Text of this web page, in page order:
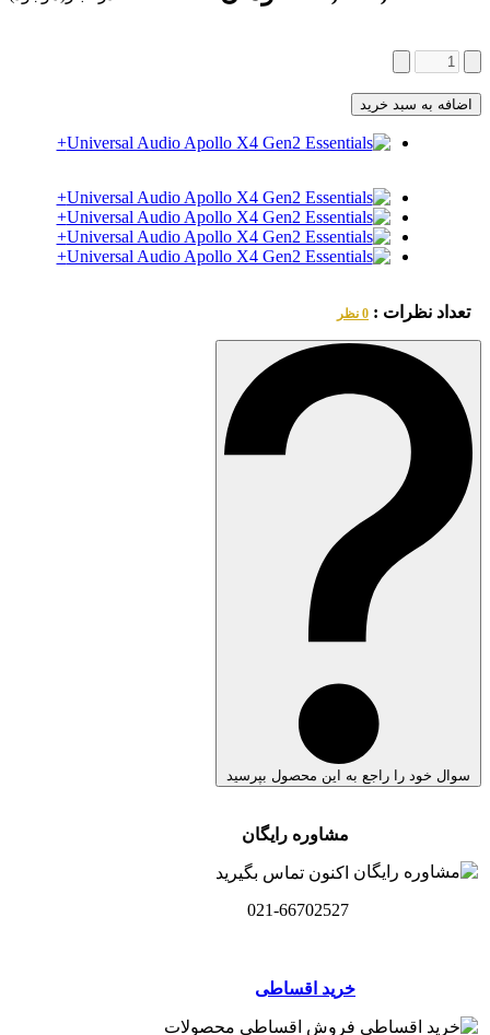
اضافه به سبد خرید
تعداد نظرات : 0 نظر
سوال خود را راجع به این محصول بپرسید
مشاوره رایگان
اکنون تماس بگیرید
021-66702527
خرید اقساطی
فروش اقساطی محصولات